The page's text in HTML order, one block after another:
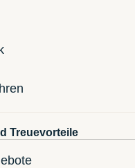
Treuevorteile